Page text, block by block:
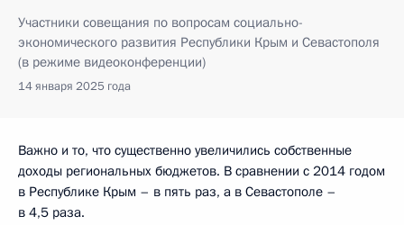
Участники совещания по вопросам социально-
экономического развития Республики Крым и Севастополя
(в режиме видеоконференции)
14 января 2025 года
Важно и то, что существенно увеличились собственные
доходы региональных бюджетов. В сравнении с 2014 годом
в Республике Крым – в пять раз, а в Севастополе –
в 4,5 раза.